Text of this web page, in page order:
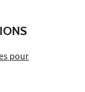
pour